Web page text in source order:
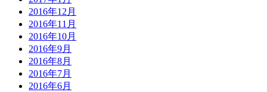
2016年12月
2016年11月
2016年10月
2016年9月
2016年8月
2016年7月
2016年6月